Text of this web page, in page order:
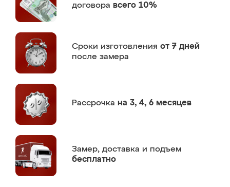
договора всего 10%
Сроки изготовления от 7 дней
после замера
Рассрочка на 3, 4, 6 месяцев
Замер, доставка и подъем
бесплатно